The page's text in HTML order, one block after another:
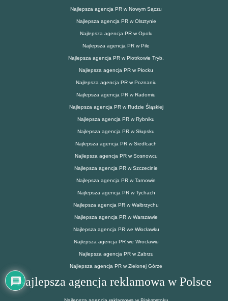
Najlepsza agencja PR w Nowym Sączu
Najlepsza agencja PR w Olsztynie
Najlepsza agencja PR w Opolu
Najlepsza agencja PR w Pile
Najlepsza agencja PR w Piotrkowie Tryb.
Najlepsza agencja PR w Płocku
Najlepsza agencja PR w Poznaniu
Najlepsza agencja PR w Radomiu
Najlepsza agencja PR w Rudzie Śląskiej
Najlepsza agencja PR w Rybniku
Najlepsza agencja PR w Słupsku
Najlepsza agencja PR w Siedlcach
Najlepsza agencja PR w Sosnowcu
Najlepsza agencja PR w Szczecinie
Najlepsza agencja PR w Tarnowie
Najlepsza agencja PR w Tychach
Najlepsza agencja PR w Wałbrzychu
Najlepsza agencja PR w Warszawie
Najlepsza agencja PR we Włocławku
Najlepsza agencja PR we Wrocławiu
Najlepsza agencja PR w Zabrzu
Najlepsza agencja PR w Zielonej Górze
Najlepsza agencja reklamowa w Polsce